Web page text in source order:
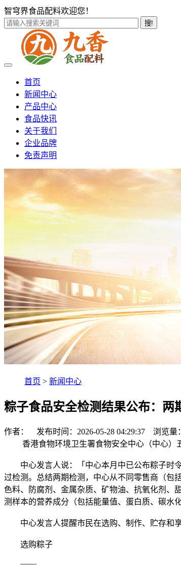
智穹界食品配料欢迎您！
搜!
首页
新闻中心
产品中心
食品快讯
关于我们
企业品牌
免责声明
首页 > 新闻中心
粽子食品安全检测结果公布：两
作者： 发布时间：2026-05-28 04:29:37 浏览量：
香港食物环境卫生署食物安全中心（中心）五
中心发言人说：「中心本月中已公布粽子时令
过检测。总结两期检测，中心从不同零售商（包
色料、防腐剂、金属杂质、矿物油、抗氧化剂、
测样本的营养成分（包括能量值、蛋白质、碳水
中心发言人提醒市民在选购、制作、贮存和享
选购粽子
——